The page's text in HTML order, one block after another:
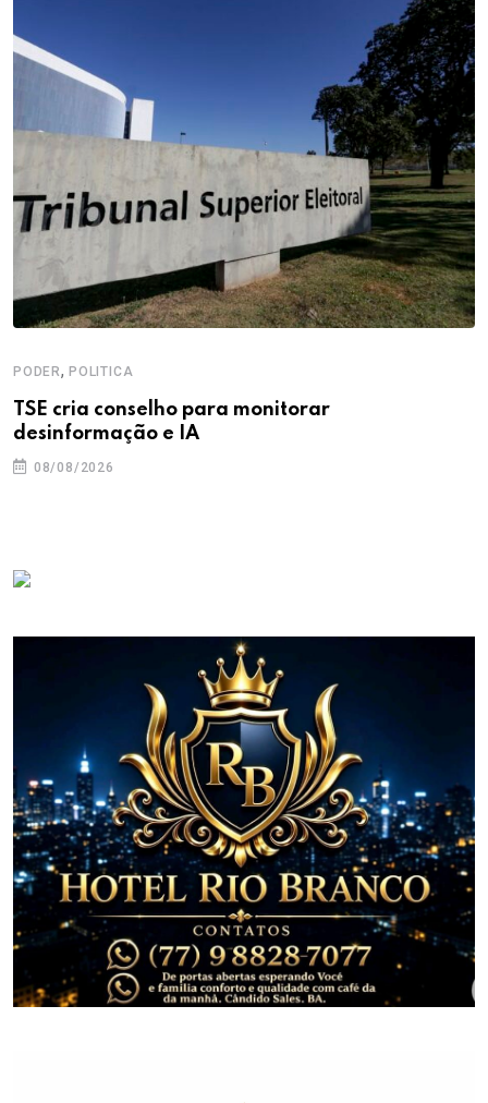
PODER, POLITICA
TSE cria conselho para monitorar
desinformação e IA
08/08/2026